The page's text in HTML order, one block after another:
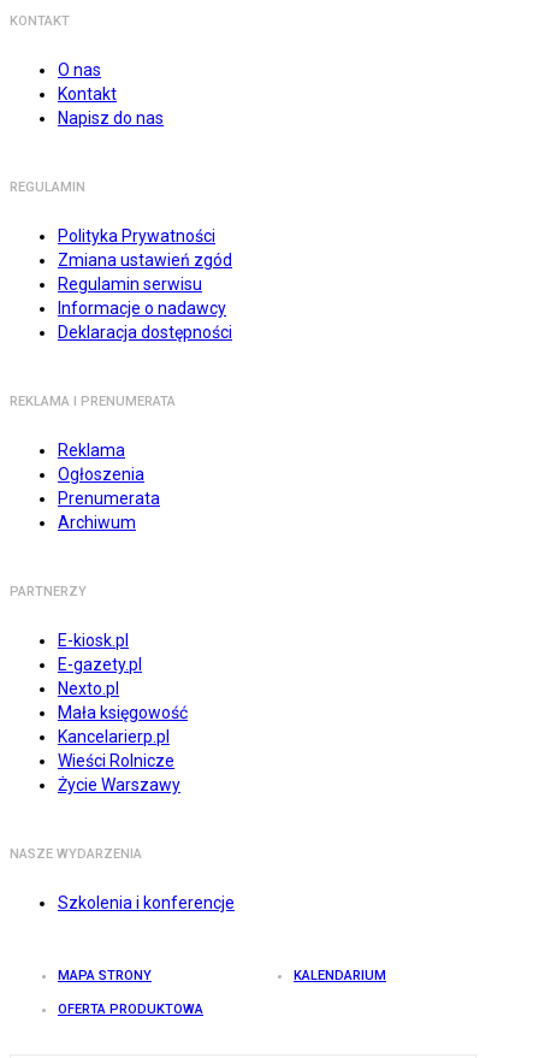
KONTAKT
O nas
Kontakt
Napisz do nas
REGULAMIN
Polityka Prywatności
Zmiana ustawień zgód
Regulamin serwisu
Informacje o nadawcy
Deklaracja dostępności
REKLAMA I PRENUMERATA
Reklama
Ogłoszenia
Prenumerata
Archiwum
PARTNERZY
E-kiosk.pl
E-gazety.pl
Nexto.pl
Mała księgowość
Kancelarierp.pl
Wieści Rolnicze
Życie Warszawy
NASZE WYDARZENIA
Szkolenia i konferencje
MAPA STRONY KALENDARIUM
OFERTA PRODUKTOWA